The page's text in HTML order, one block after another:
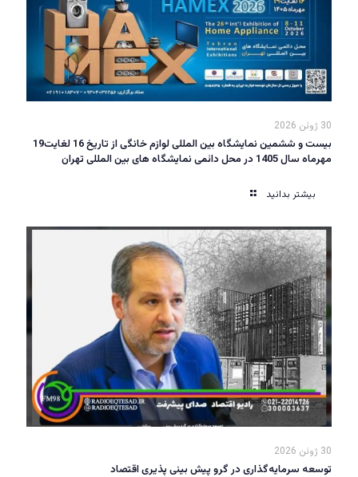
30 ژوئن 2026
بیست و ششمین نمایشگاه بین المللی لوازم خانگی از تاریخ 16 لغایت19
مهرماه سال 1405 در محل دائمی نمایشگاه های بین المللی تهران
بیشتر بدانید
30 ژوئن 2026
توسعه سرمایه‌گذاری در گرو پیش بینی پذیری اقتصاد